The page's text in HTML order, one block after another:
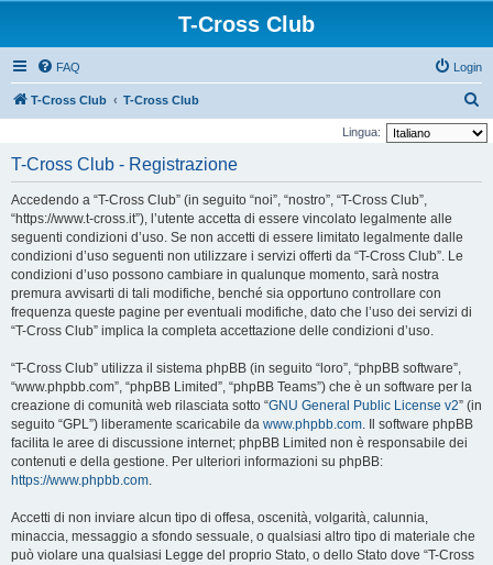
T-Cross Club
FAQ Login
T-Cross Club T-Cross Club
e
Lingua:
T-Cross Club - Registrazione
Accedendo a “T-Cross Club” (in seguito “noi”, “nostro”, “T-Cross Club”,
“https://www.t-cross.it”), l’utente accetta di essere vincolato legalmente alle
seguenti condizioni d’uso. Se non accetti di essere limitato legalmente dalle
condizioni d’uso seguenti non utilizzare i servizi offerti da “T-Cross Club”. Le
condizioni d’uso possono cambiare in qualunque momento, sarà nostra
premura avvisarti di tali modifiche, benché sia opportuno controllare con
frequenza queste pagine per eventuali modifiche, dato che l’uso dei servizi di
“T-Cross Club” implica la completa accettazione delle condizioni d’uso.
“T-Cross Club” utilizza il sistema phpBB (in seguito “loro”, “phpBB software”,
“www.phpbb.com”, “phpBB Limited”, “phpBB Teams”) che è un software per la
creazione di comunità web rilasciata sotto “GNU General Public License v2” (in
seguito “GPL”) liberamente scaricabile da www.phpbb.com. Il software phpBB
facilita le aree di discussione internet; phpBB Limited non è responsabile dei
contenuti e della gestione. Per ulteriori informazioni su phpBB:
https://www.phpbb.com.
Accetti di non inviare alcun tipo di offesa, oscenità, volgarità, calunnia,
minaccia, messaggio a sfondo sessuale, o qualsiasi altro tipo di materiale che
può violare una qualsiasi Legge del proprio Stato, o dello Stato dove “T-Cross